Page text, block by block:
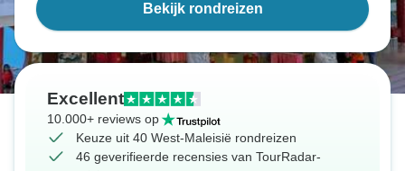
Bekijk rondreizen
Excellent
10.000+ reviews op
Keuze uit 40 West-Maleisië rondreizen
46 geverifieerde recensies van TourRadar-